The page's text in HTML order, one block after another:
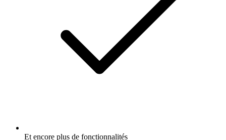
Et encore plus de fonctionnalités